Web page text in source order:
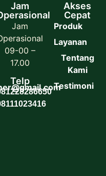
Jam
Jam
09-00 –
17.00
Telp
Akses
Cepat
Produk
Layanan
Tentang
Kami
Testimoni